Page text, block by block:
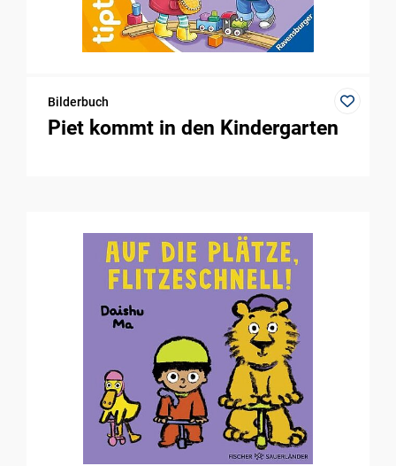
Bilderbuch
Piet kommt in den Kindergarten